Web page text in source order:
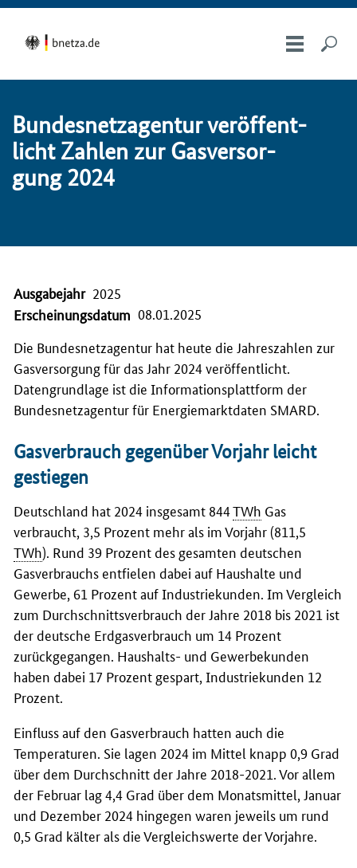
Bundesnetzagentur ver­öf­fent­
licht Zah­len zur Gas­ver­sor­
gung 2024
Ausgabejahr 2025
Erscheinungsdatum 08.01.2025
Die Bundesnetzagentur hat heute die Jahreszahlen zur
Gasversorgung für das Jahr 2024 veröffentlicht.
Datengrundlage ist die Informationsplattform der
Bundesnetzagentur für Energiemarktdaten SMARD.
Gasverbrauch gegenüber Vorjahr leicht
gestiegen
Deutschland hat 2024 insgesamt 844TWh Gas
verbraucht, 3,5 Prozent mehr als im Vorjahr (811,5
TWh). Rund 39 Prozent des gesamten deutschen
Gasverbrauchs entfielen dabei auf Haushalte und
Gewerbe, 61 Prozent auf Industriekunden. Im Vergleich
zum Durchschnittsverbrauch der Jahre 2018 bis 2021 ist
der deutsche Erdgasverbrauch um 14 Prozent
zurückgegangen. Haushalts- und Gewerbekunden
haben dabei 17 Prozent gespart, Industriekunden 12
Prozent.
Einfluss auf den Gasverbrauch hatten auch die
Temperaturen. Sie lagen 2024 im Mittel knapp 0,9 Grad
über dem Durchschnitt der Jahre 2018-2021. Vor allem
der Februar lag 4,4 Grad über dem Monatsmittel, Januar
und Dezember 2024 hingegen waren jeweils um rund
0,5 Grad kälter als die Vergleichswerte der Vorjahre.